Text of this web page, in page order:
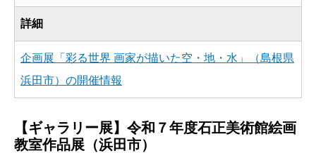
詳細
企画展「彩る世界 画家が描いた空・地・水」（島根県
浜田市）の開催情報
【ギャラリー展】令和７年度石正美術館絵画
教室作品展（浜田市）